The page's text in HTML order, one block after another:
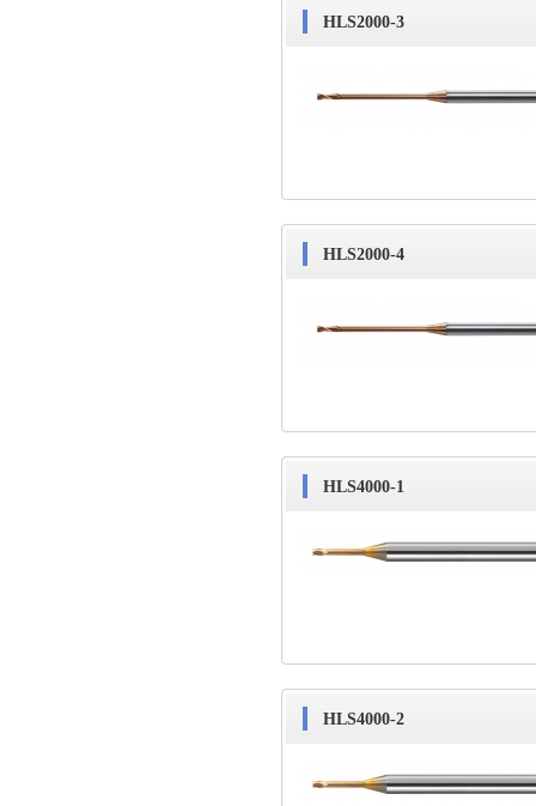
HLS2000-3
HLS2000-4
HLS4000-1
HLS4000-2